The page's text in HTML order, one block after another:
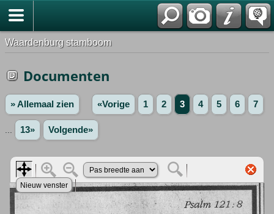
Waardenburg stamboom
Documenten
» Allemaal zien «Vorige 1 2 3 4 5 6 7
13» Volgende»